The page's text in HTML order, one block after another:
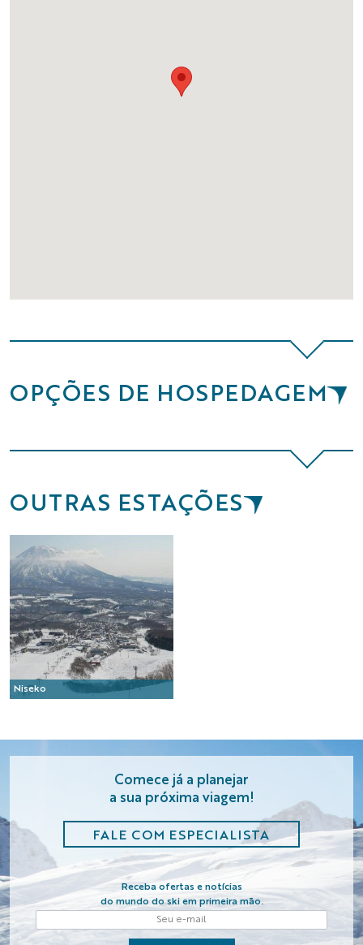
OPÇÕES DE HOSPEDAGEM
OUTRAS ESTAÇÕES
Niseko
Comece já a planejar
a sua próxima viagem!
FALE COM ESPECIALISTA
Receba ofertas e notícias
do mundo do ski em primeira mão.